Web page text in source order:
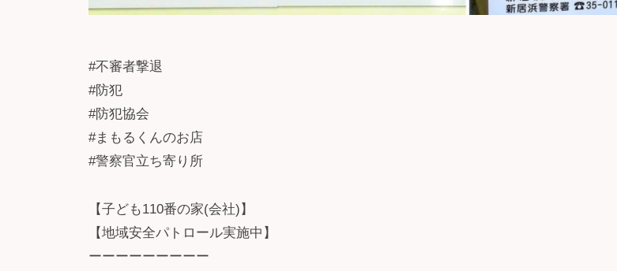
#不審者撃退
#防犯
#防犯協会
#まもるくんのお店
#警察官立ち寄り所
【子ども110番の家(会社)】
【地域安全パトロール実施中】
ーーーーーーーーー